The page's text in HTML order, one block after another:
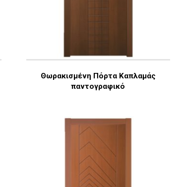
Θωρακισμένη Πόρτα Καπλαμάς
παντογραφικό